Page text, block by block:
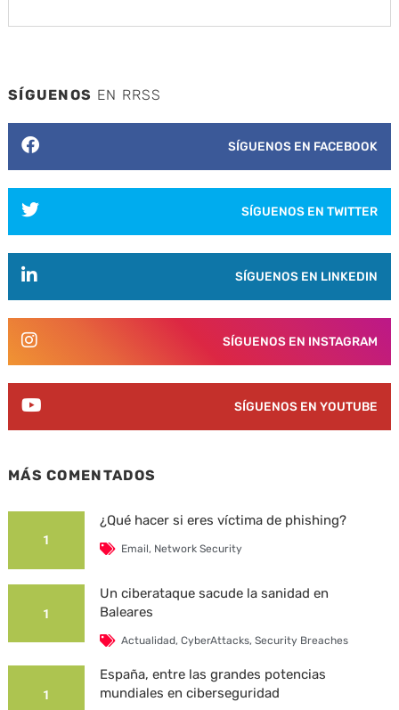
SÍGUENOS EN RRSS
SÍGUENOS EN FACEBOOK
SÍGUENOS EN TWITTER
SÍGUENOS EN LINKEDIN
SÍGUENOS EN INSTAGRAM
SÍGUENOS EN YOUTUBE
MÁS COMENTADOS
1
¿Qué hacer si eres víctima de phishing?
Email, Network Security
1
Un ciberataque sacude la sanidad en
Baleares
Actualidad,CyberAttacks,Security Breaches
1
España, entre las grandes potencias
mundiales en ciberseguridad